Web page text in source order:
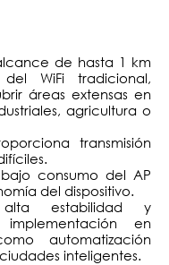
de hasta 1 km
WiFi tradicional,
áreas extensas en
agricultura o
transmisión
consumo del AP
del dispositivo.
alta estabilidad y
en
automatización
inteligentes.